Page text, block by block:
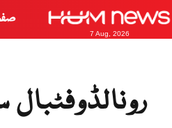
7 Aug, 2026